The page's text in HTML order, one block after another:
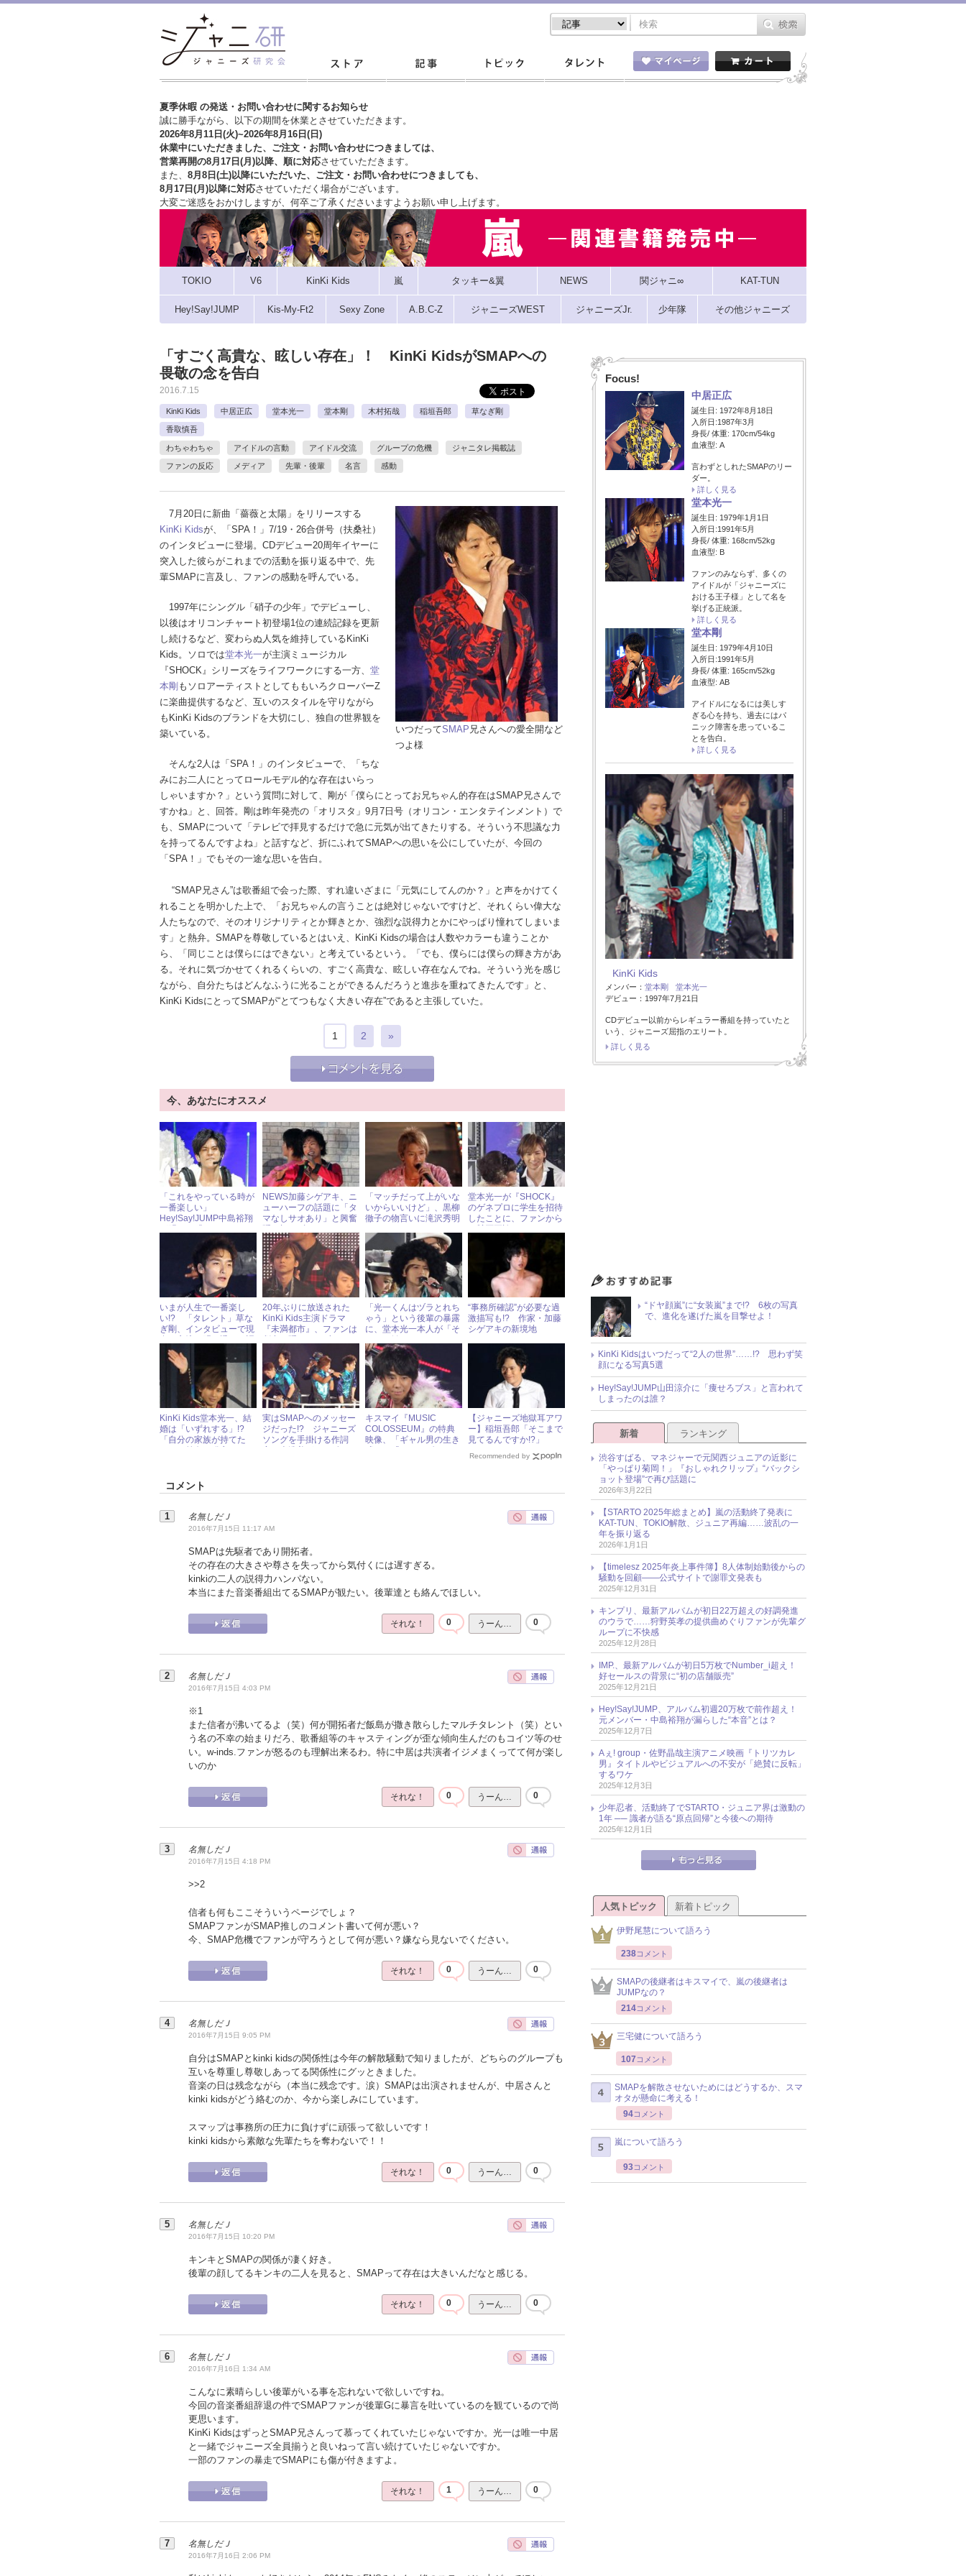
夏季休暇 の発送・お問い合わせに関するお知らせ
誠に勝手ながら、以下の期間を休業とさせていただきます。
2026年8月11日(火)~2026年8月16日(日)
休業中にいただきました、ご注文・お問い合わせにつきましては、
営業再開の8月17日(月)以降、順に対応させていただきます。
また、 8月8日(土)以降にいただいた、ご注文・ お問い合わせにつきましても、
8月17日(月)以降に対応させていただく場合がございます。
大変ご迷惑をおかけしますが、 何卒ご了承くださいますようお願い申し上げます。
TOKIO V6 KinKi Kids 嵐 タッキー&翼 NEWS 関ジャニ∞ KAT-TUN
Hey!Say!JUMP Kis-My-Ft2 Sexy Zone A.B.C-Z ジャニーズWEST ジャニーズJr. 少年隊 その他ジャニーズ
「すごく高貴な、眩しい存在」！ KinKi KidsがSMAPへの
畏敬の念を告白
2016.7.15
KinKi Kids 中居正広 堂本光一 堂本剛 木村拓哉 稲垣吾郎 草なぎ剛
香取慎吾
わちゃわちゃ アイドルの言動 アイドル交流 グループの危機 ジャニタレ掲載誌
ファンの反応 メディア 先輩・後輩 名言 感動
いつだってSMAP 兄さんへの愛全開など
つよ様
7月20日に新曲「薔薇と太陽」をリリースする
KinKi Kidsが、「SPA！」7/19・26合併号（扶桑社）
のインタビューに登場。CDデビュー20周年イヤーに
突入した彼らがこれまでの活動を振り返る中で、先
輩SMAPに言及し、ファンの感動を呼んでいる。
1997年にシングル「硝子の少年」でデビューし、
以後はオリコンチャート初登場1位の連続記録を更新
し続けるなど、変わらぬ人気を維持しているKinKi
Kids。ソロでは堂本光一が主演ミュージカル
『SHOCK』シリーズをライフワークにする一方、 堂
本剛 もソロアーティストとしてももいろクローバーZ
に楽曲提供するなど、互いのスタイルを守りながら
もKinKi Kidsのブランドを大切にし、独自の世界観を
築いている。
そんな2人は「SPA！」のインタビューで、「ちな
みにお二人にとってロールモデル的な存在はいらっ
しゃいますか？」という質問に対して、剛が「僕らにとってお兄ちゃん的存在はSMAP兄さんで
すかね」と、回答。剛は昨年発売の「オリスタ」9月7日号（オリコン・エンタテインメント）で
も、SMAPについて「テレビで拝見するだけで急に元気が出てきたりする。そういう不思議な力
を持ってるんですよね」と話すなど、折にふれてSMAPへの思いを公にしていたが、今回の
「SPA！」でもその一途な思いを告白。
“SMAP兄さん”は歌番組で会った際、すれ違いざまに「元気にしてんのか？」と声をかけてく
れることを明かした上で、「お兄ちゃんの言うことは絶対じゃないですけど、それくらい偉大な
人たちなので、そのオリジナリティとか輝きとか、強烈な説得力とかにやっぱり憧れてしまいま
す」と熱弁。SMAPを尊敬しているとはいえ、KinKi Kidsの場合は人数やカラーも違うことか
ら、「同じことは僕らにはできない」と考えているという。「でも、僕らには僕らの輝き方があ
る。それに気づかせてくれるくらいの、すごく高貴な、眩しい存在なんでね。そういう光を感じ
ながら、自分たちはどんなふうに光ることができるんだろうと進歩を重ねてきたんです」と、
KinKi KidsにとってSMAPが“とてつもなく大きい存在”であると主張していた。
1 2 »
今、あなたにオススメ
「これをやっている時が
一番楽しい」
Hey!Say!JUMP中島裕翔
ド』の練習方法とは？
NEWS加藤シゲアキ、ニ
ューハーフの話題に「タ
マなしサオあり」と興奮
「マッチだって上がいな
いからいいけど」、黒柳
徹子の物言いに滝沢秀明
堂本光一が『SHOCK』
のゲネプロに学生を招待
したことに、ファンから
いまが人生で一番楽し
い!? 「タレント」草な
ぎ剛、インタビューで現
る
20年ぶりに放送された
KinKi Kids主演ドラマ
『未満都市』、ファンは
タ”に夢中!?
「光一くんはヅラとれち
ゃう」という後輩の暴露
に、堂本光一本人が「そ
言及拒否
“事務所確認”が必要な過
激描写も!? 作家・加藤
シゲアキの新境地
KinKi Kids堂本光一、結
婚は「いずれする」!?
「自分の家族が持てた
実はSMAPへのメッセー
ジだった!? ジャニーズ
ソングを手掛ける作詞
キスマイ『MUSIC
COLOSSEUM』の特典
映像、「ギャル男の生き
【ジャニーズ地獄耳アワ
ー】稲垣吾郎「そこまで
見てるんですか!?」
Recommended by
コメント
名無しだＪ
2016年7月15日 11:17 AM
SMAPは先駆者であり開拓者。
その存在の大きさや尊さを失ってから気付くには遅すぎる。
kinkiの二人の説得力ハンパない。
本当にまた音楽番組出てるSMAPが観たい。後輩達とも絡んでほしい。
それな！ 0 うーん… 0
名無しだＪ
2016年7月15日 4:03 PM
※1
また信者が沸いてるよ（笑）何が開拓者だ飯島が撒き散らしたマルチタレント（笑）とい
う名の不幸の始まりだろ、歌番組等のキャスティングが歪な傾向生んだのもコイツ等のせ
い。w-inds.ファンが怒るのも理解出来るわ。特に中居は共演者イジメまくってて何が楽し
いのか
それな！ 0 うーん… 0
名無しだＪ
2016年7月15日 4:18 PM
>>2
信者も何もここそういうページでしょ？
SMAPファンがSMAP推しのコメント書いて何が悪い？
今、SMAP危機でファンが守ろうとして何が悪い？嫌なら見ないでください。
それな！ 0 うーん… 0
名無しだＪ
2016年7月15日 9:05 PM
自分はSMAPとkinki kidsの関係性は今年の解散騒動で知りましたが、どちらのグループも
互いを尊重し尊敬しあってる関係性にグッときました。
音楽の日は残念ながら（本当に残念です。涙）SMAPは出演されませんが、中居さんと
kinki kidsがどう絡むのか、今から楽しみにしています。
スマップは事務所の圧力に負けずに頑張って欲しいです！
kinki kidsから素敵な先輩たちを奪わないで！！
それな！ 0 うーん… 0
名無しだＪ
2016年7月15日 10:20 PM
キンキとSMAPの関係が凄く好き。
後輩の顔してるキンキの二人を見ると、SMAPって存在は大きいんだなと感じる。
それな！ 0 うーん… 0
名無しだＪ
2016年7月16日 1:34 AM
こんなに素晴らしい後輩がいる事を忘れないで欲しいですね。
今回の音楽番組辞退の件でSMAPファンが後輩Gに暴言を吐いているのを観ているので尚
更思います。
KinKi KidsはずっとSMAP兄さんって慕ってくれていたじゃないですか。光一は唯一中居
と一緒でジャニーズ全員揃うと良いねって言い続けていたじゃないですか。
一部のファンの暴走でSMAPにも傷が付きますよ。
それな！ 1 うーん… 0
名無しだＪ
2016年7月16日 2:06 PM
Focus!
中居正広
誕生日: 1972年8月18日
入所日:1987年3月
身長/ 体重: 170cm/54kg
血液型: A
言わずとしれたSMAPのリー
ダー。
詳しく見る
堂本光一
誕生日: 1979年1月1日
入所日:1991年5月
身長/ 体重: 168cm/52kg
血液型: B
ファンのみならず、多くの
アイドルが「ジャニーズに
おける王子様」として名を
挙げる正統派。
詳しく見る
堂本剛
誕生日: 1979年4月10日
入所日:1991年5月
身長/ 体重: 165cm/52kg
血液型: AB
アイドルになるには美しす
ぎる心を持ち、過去にはパ
ニック障害を患っているこ
とを告白。
詳しく見る
KinKi Kids
メンバー： 堂本剛
堂本光一
デビュー：1997年7月21日
CDデビュー以前からレギュラー番組を持っていたと
いう、ジャニーズ屈指のエリート。
詳しく見る
“ドヤ顔嵐”に“女装嵐”まで!? 6枚の写真
で、進化を遂げた嵐を目撃せよ！
KinKi Kidsはいつだって“2人の世界”……!? 思わず笑
顔になる写真5選
Hey!Say!JUMP山田涼介に「痩せろブス」と言われて
しまったのは誰？
新着 ランキング
渋谷すばる、マネジャーで元関西ジュニアの近影に
「やっぱり菊岡！」『おしゃれクリップ』“バックシ
ョット登場”で再び話題に
2026年3月22日
【STARTO 2025年総まとめ】嵐の活動終了発表に
KAT-TUN、TOKIO解散、ジュニア再編……波乱の一
年を振り返る
2026年1月1日
【timelesz 2025年炎上事件簿】8人体制始動後からの
騒動を回顧――公式サイトで謝罪文発表も
2025年12月31日
キンプリ、最新アルバムが初日22万超えの好調発進
のウラで……狩野英孝の提供曲めぐりファンが先輩グ
ループに不快感
2025年12月28日
IMP.、最新アルバムが初日5万枚でNumber_i超え！
好セールスの背景に“初の店舗販売”
2025年12月21日
Hey!Say!JUMP、アルバム初週20万枚で前作超え！
元メンバー・中島裕翔が漏らした“本音”とは？
2025年12月7日
Aぇ! group・佐野晶哉主演アニメ映画『トリツカレ
男』タイトルやビジュアルへの不安が「絶賛に反転」
するワケ
2025年12月3日
少年忍者、活動終了でSTARTO・ジュニア界は激動の
1年 ── 識者が語る“原点回帰”と今後への期待
2025年12月1日
人気トピック 新着トピック
伊野尾慧について語ろう
238コメント
SMAPの後継者はキスマイで、嵐の後継者は
JUMPなの？
214コメント
三宅健について語ろう
107 コメント
SMAPを解散させないためにはどうするか、スマ
オタが懸命に考える！
94コメント
嵐について語ろう
93コメント